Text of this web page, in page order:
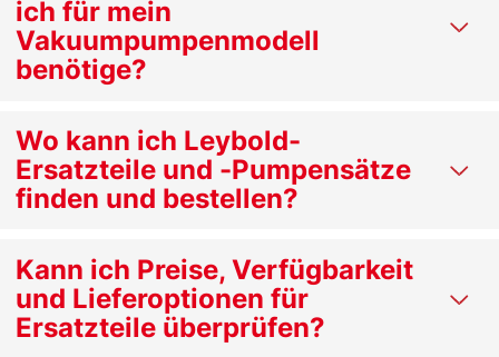
ich für mein
Vakuumpumpenmodell
benötige?
Wo kann ich Leybold-
Ersatzteile und -Pumpensätze
finden und bestellen?
Kann ich Preise, Verfügbarkeit
und Lieferoptionen für
Ersatzteile überprüfen?